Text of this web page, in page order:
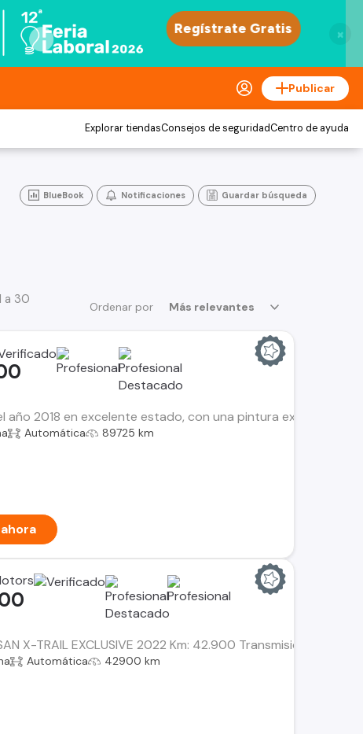
×
Publicar
Explorar tiendasConsejos de seguridadCentro de ayuda
BlueBook Notificaciones Guardar búsqueda
Ordenar por Más relevantes
a 30
año 2018 en excelente estado, con una pintura exterior de
Automática 89725 km
X-TRAIL EXCLUSIVE 2022 Km: 42.900 Transmisión:
Automática 42900 km